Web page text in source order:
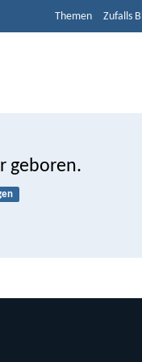
Themen Zufalls
geboren.